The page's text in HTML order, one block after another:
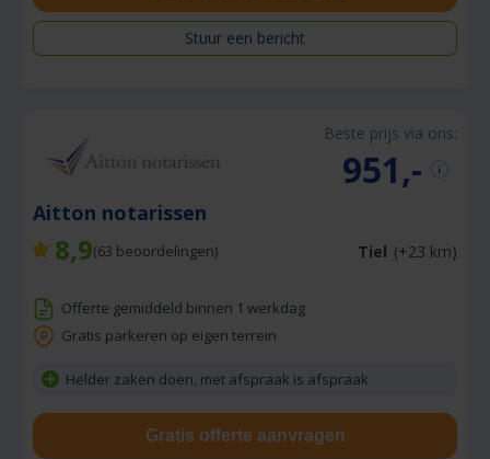
Stuur een bericht
Beste prijs via ons:
951,-
Aitton notarissen
8,9(63 beoordelingen) Tiel (+23 km)
Offerte gemiddeld binnen 1 werkdag
Gratis parkeren op eigen terrein
Helder zaken doen, met afspraak is afspraak
Gratis offerte aanvragen